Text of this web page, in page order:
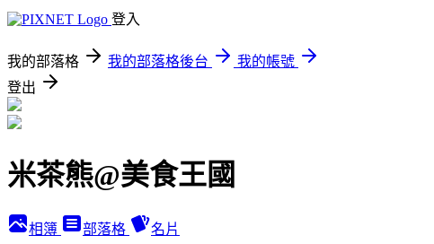
登入
我的部落格 我的部落格後台
我的帳號
登出
米茶熊@美食王國
相簿 部落格 名片